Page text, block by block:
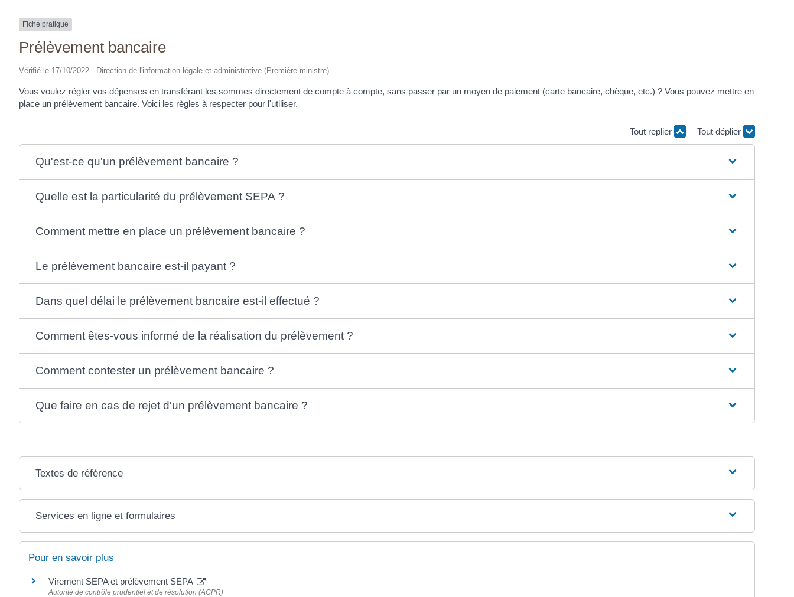
Fiche pratique
Prélèvement bancaire
Vérifié le 17/10/2022 - Direction de l'information légale et administrative (Première ministre)
Vous voulez régler vos dépenses en transférant les sommes directement de compte à compte, sans passer par un moyen de paiement (carte bancaire, chèque, etc.) ? Vous pouvez mettre en
place un prélèvement bancaire. Voici les règles à respecter pour l'utiliser.
Tout replier Tout déplier
Qu'est-ce qu'un prélèvement bancaire ?
Quelle est la particularité du prélèvement SEPA ?
Comment mettre en place un prélèvement bancaire ?
Le prélèvement bancaire est-il payant ?
Dans quel délai le prélèvement bancaire est-il effectué ?
Comment êtes-vous informé de la réalisation du prélèvement ?
Comment contester un prélèvement bancaire ?
Que faire en cas de rejet d'un prélèvement bancaire ?
Textes de référence
Services en ligne et formulaires
Pour en savoir plus
Virement SEPA et prélèvement SEPA
Autorité de contrôle prudentiel et de résolution (ACPR)